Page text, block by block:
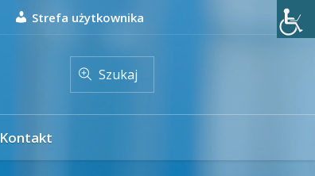
Strefa użytkownika
Szukaj
Kontakt